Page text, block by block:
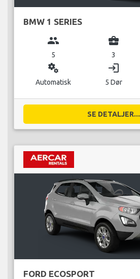
BMW 1 SERIES
group
5
business_center
3
miscellaneous_services
Automatisk
login
5 Dør
SE DETALJER...
FORD ECOSPORT